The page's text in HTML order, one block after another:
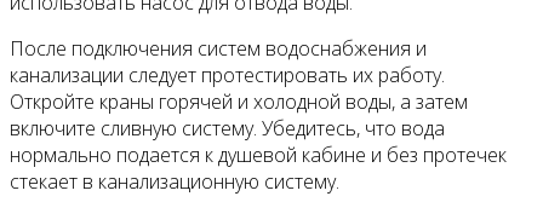
После подключения систем водоснабжения и
канализации следует протестировать их работу.
Откройте краны горячей и холодной воды, а затем
включите сливную систему. Убедитесь, что вода
нормально подается к душевой кабине и без протечек
стекает в канализационную систему.